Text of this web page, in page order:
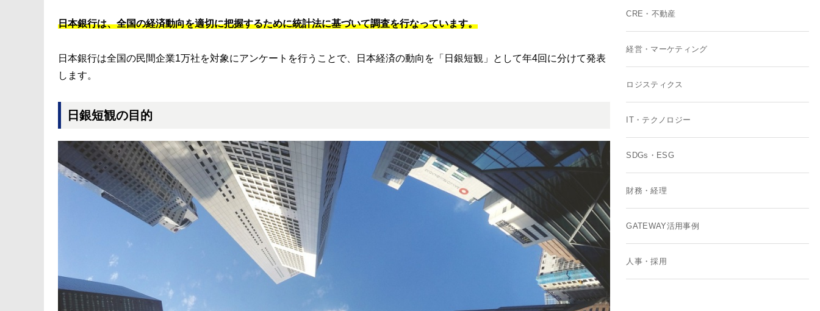
日本銀行は、全国の経済動向を適切に把握するために統計法に基づいて調査を行なっています。
日本銀行は全国の民間企業1万社を対象にアンケートを行うことで、日本経済の動向を「日銀短観」として年4回に分けて発表
します。
日銀短観の目的
CRE・不動産
経営・マーケティング
ロジスティクス
IT・テクノロジー
SDGs・ESG
財務・経理
GATEWAY活用事例
人事・採用